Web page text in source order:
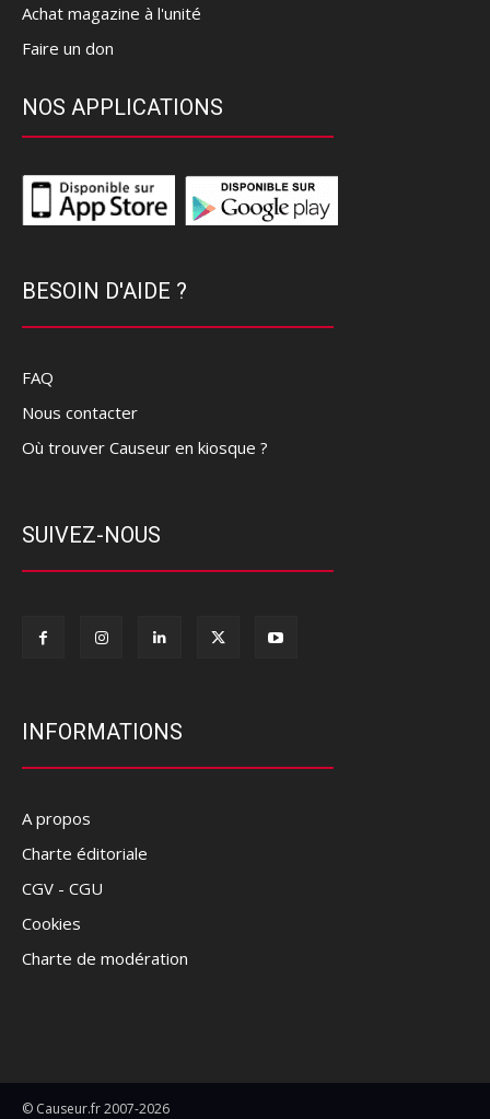
Achat magazine à l'unité
Faire un don
NOS APPLICATIONS
BESOIN D'AIDE ?
FAQ
Nous contacter
Où trouver Causeur en kiosque ?
SUIVEZ-NOUS
INFORMATIONS
A propos
Charte éditoriale
CGV - CGU
Cookies
Charte de modération
© Causeur.fr 2007-2026